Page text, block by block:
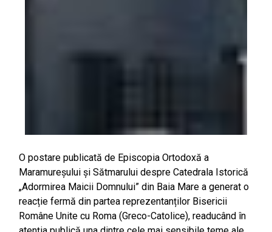
O postare publicată de Episcopia Ortodoxă a
Maramureșului și Sătmarului despre Catedrala Istorică
„Adormirea Maicii Domnului” din Baia Mare a generat o
reacție fermă din partea reprezentanților Bisericii
Române Unite cu Roma (Greco-Catolice), readucând în